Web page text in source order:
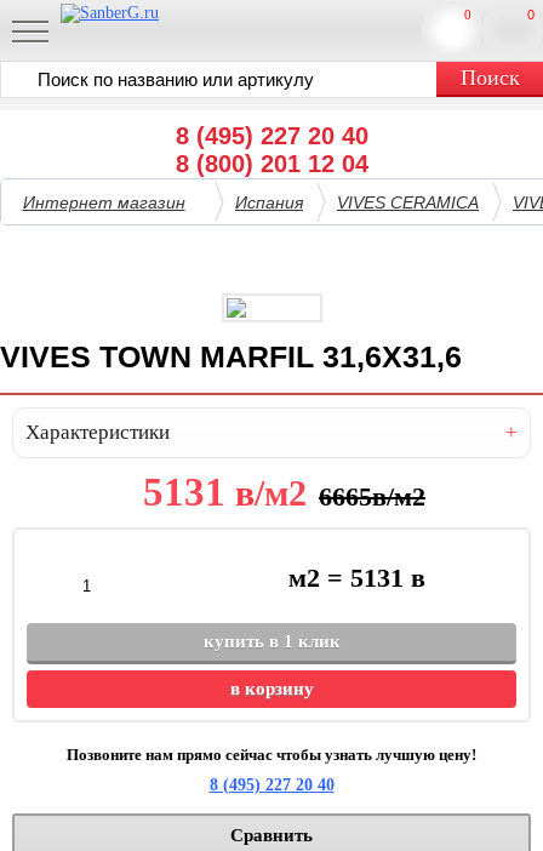
8 (495) 227 20 40
8 (800) 201 12 04
0
0
Интернет магазин Испания VIVES CERAMICA
VIVES TOWN MARFIL 31,6X31,6
Характеристики
5131 в/м2 6665в/м2
м2 =5131 в
купить в 1 клик
в корзину
Позвоните нам прямо сейчас чтобы узнать лучшую цену!
8 (495) 227 20 40
Сравнить